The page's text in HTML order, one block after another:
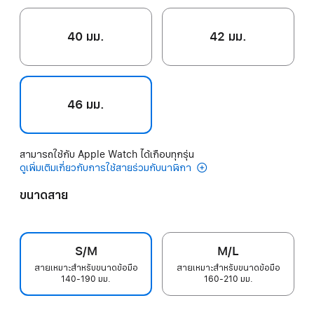
40 มม. 42 มม.
46 มม.
สามารถใช้กับ Apple Watch ได้เกือบทุกรุ่น
ดูเพิ่มเติมเกี่ยวกับการใช้สายร่วมกับนาฬิกา
ขนาดสาย
S/M
สายเหมาะสำหรับขนาดข้อมือ
140-190 มม.
M/L
สายเหมาะสำหรับขนาดข้อมือ
160-210 มม.